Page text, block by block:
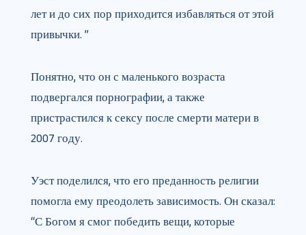
лет и до сих пор приходится избавляться от этой
привычки. ”
Понятно, что он с маленького возраста
подвергался порнографии, а также
пристрастился к сексу после смерти матери в
2007 году.
Уэст поделился, что его преданность религии
помогла ему преодолеть зависимость. Он сказал:
“С Богом я смог победить вещи, которые